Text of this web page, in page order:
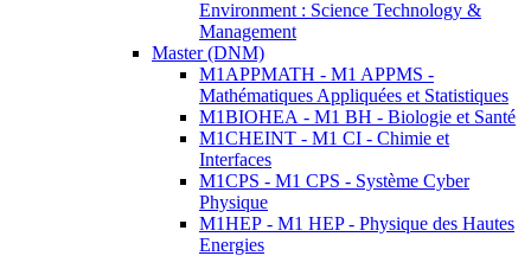
Environment : Science Technology &
Management
Master (DNM)
M1APPMATH - M1 APPMS -
Mathématiques Appliquées et Statistiques
M1BIOHEA - M1 BH - Biologie et Santé
M1CHEINT - M1 CI - Chimie et
Interfaces
M1CPS - M1 CPS - Système Cyber
Physique
M1HEP - M1 HEP - Physique des Hautes
Energies